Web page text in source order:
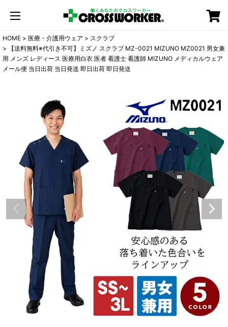
HOME 医療・介護用ウェア
スクラブ
【送料無料※代引き不可】ミズノ スクラブ MZ-0021 MIZUNO MZ0021 男女兼
用 メンズ レディース 医療用白衣 医者 看護士 看護師 MIZUNO メディカルウェア
メール便 当日出荷 当日発送 即日出荷 即日発送